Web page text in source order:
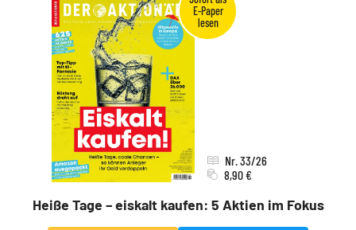
Heiße Tage – eiskalt kaufen: 5 Aktien im Fokus
Nr. 33/26
8,90 €